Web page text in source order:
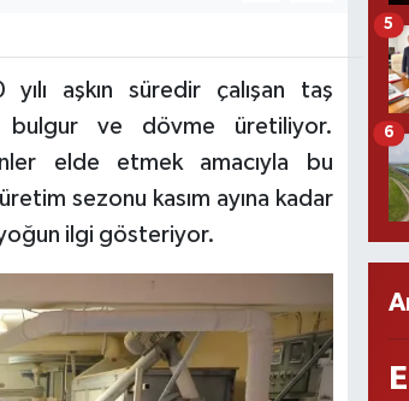
aşkın süredir çalışan taş
bulgur ve dövme üretiliyor.
elde etmek amacıyla bu
sezonu kasım ayına kadar
ilgi gösteriyor.
5
6